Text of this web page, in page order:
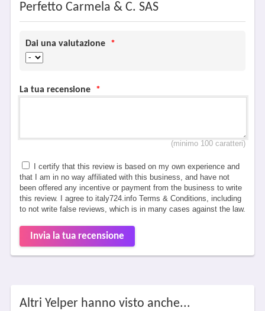
Perfetto Carmela & C. SAS
Dai una valutazione *
La tua recensione *
(minimo 100 caratteri)
I certify that this review is based on my own experience and
that I am in no way affiliated with this business, and have not
been offered any incentive or payment from the business to write
this review. I agree to italy724.info Terms & Conditions, including
to not write false reviews, which is in many cases against the law.
Invia la tua recensione
Altri Yelper hanno visto anche...